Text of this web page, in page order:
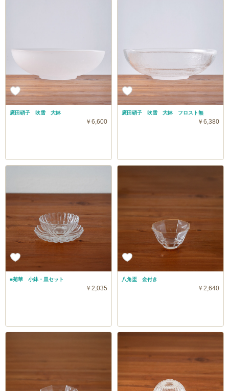
廣田硝子 吹雪 大鉢
￥6,600
廣田硝子 吹雪 大鉢 フロスト無
￥6,380
■菊華 小鉢・皿セット
￥2,035
八角盃 金付き
￥2,640